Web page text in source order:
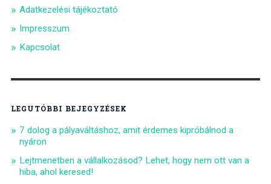
Adatkezelési tájékoztató
Impresszum
Kapcsolat
LEGUTÓBBI BEJEGYZÉSEK
7 dolog a pályaváltáshoz, amit érdemes kipróbálnod a
nyáron
Lejtmenetben a vállalkozásod? Lehet, hogy nem ott van a
hiba, ahol keresed!